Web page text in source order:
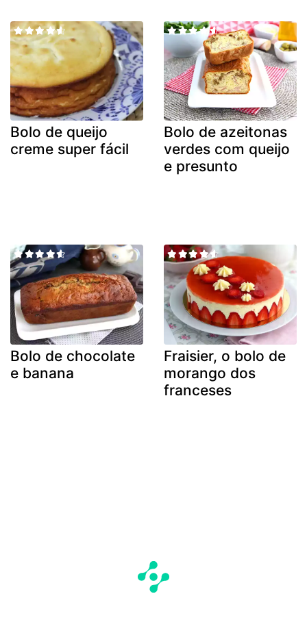
Bolo de queijo
creme super fácil
Bolo de azeitonas
verdes com queijo
e presunto
Bolo de chocolate
e banana
Fraisier, o bolo de
morango dos
franceses